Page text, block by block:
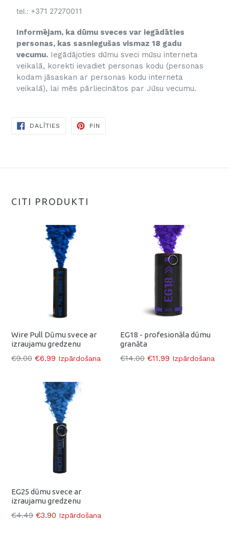
tel.: +371 27270011
Informējam, ka dūmu sveces var iegādāties
personas, kas sasniegušas vismaz 18 gadu
vecumu. Iegādājoties dūmu sveci mūsu interneta
veikalā, korekti ievadiet personas kodu (personas
kodam jāsaskan ar personas kodu interneta
veikalā), lai mēs pārliecinātos par Jūsu vecumu.
DALĪTIES DALĪTIES
FACEBOOK
PIN
CITI PRODUKTI
Wire Pull Dūmu svece ar
izraujamu gredzenu
Parasti
€9.00 €6.99 Izpārdošana
EG18 - profesionāla dūmu
granāta
Parasti
€14.00 €11.99 Izpārdošana
EG25 dūmu svece ar
izraujamu gredzenu
Parasti
€4.49 €3.90 Izpārdošana